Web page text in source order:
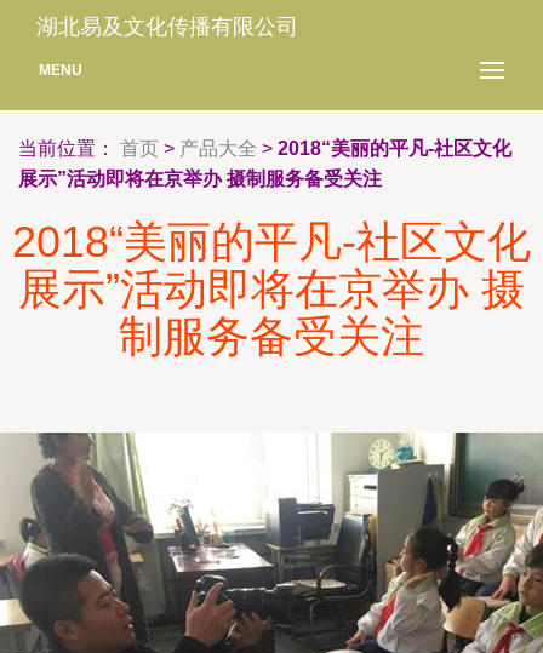
湖北易及文化传播有限公司
MENU
当前位置： 首页 > 产品大全 > 2018“美丽的平凡-社区文化
展示”活动即将在京举办 摄制服务备受关注
2018“美丽的平凡-社区文化
展示”活动即将在京举办 摄
制服务备受关注